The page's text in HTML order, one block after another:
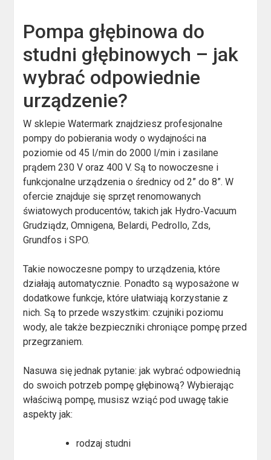
Pompa głębinowa do
studni głębinowych – jak
wybrać odpowiednie
urządzenie?
W sklepie Watermark znajdziesz profesjonalne
pompy do pobierania wody o wydajności na
poziomie od 45 l/min do 2000 l/min i zasilane
prądem 230 V oraz 400 V. Są to nowoczesne i
funkcjonalne urządzenia o średnicy od 2” do 8”. W
ofercie znajduje się sprzęt renomowanych
światowych producentów, takich jak Hydro‑Vacuum
Grudziądz, Omnigena, Belardi, Pedrollo, Zds,
Grundfos i SPO.
Takie nowoczesne pompy to urządzenia, które
działają automatycznie. Ponadto są wyposażone w
dodatkowe funkcje, które ułatwiają korzystanie z
nich. Są to przede wszystkim: czujniki poziomu
wody, ale także bezpieczniki chroniące pompę przed
przegrzaniem.
Nasuwa się jednak pytanie: jak wybrać odpowiednią
do swoich potrzeb pompę głębinową? Wybierając
właściwą pompę, musisz wziąć pod uwagę takie
aspekty jak:
rodzaj studni